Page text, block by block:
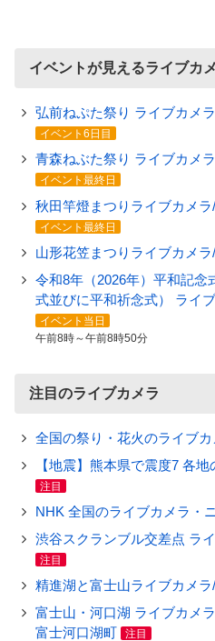
イベントが見えるライブカ
弘前ねぷた祭り ライブカメ
イベント6日目
青森ねぶた祭り ライブカメ
イベント最終日
秋田竿燈まつりライブカメ
イベント最終日
山形花笠まつりライブカメ
令和8年（2026年）平和記念
式並びに平和祈念式） ライ
イベント当日
午前8時～午前8時50分
注目のライブカメラ
全国の祭り・花火のライブ
【地震】熊本県で震度7 各
注目
NHK 全国のライブカメラ・
渋谷スクランブル交差点 ラ
注目
精進湖と富士山ライブカメ
富士山・河口湖 ライブカメ
富士河口湖町
注目